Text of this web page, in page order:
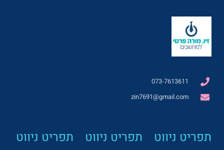
073-7613611
zin7691@gmail.com
תפריט ניווט תפריט ניווט תפריט ניווט